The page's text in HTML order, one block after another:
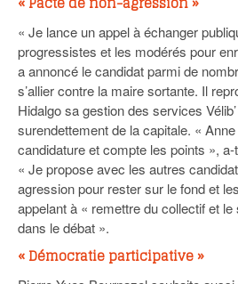
« Je lance un appel à échanger
progressistes et les modérés pour
a annoncé le candidat parmi de
s’allier contre la maire sortante. Il
Hidalgo sa gestion des services Vélib’
surendettement de la capitale. «
candidature et compte les points », a-
« Je propose avec les autres
agression pour rester sur le fond et
appelant à « remettre du collectif et le
dans le débat ».
« Démocratie participative »